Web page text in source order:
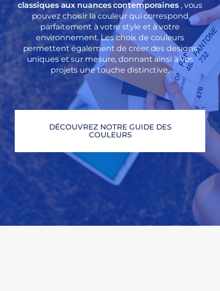
classiques aux nuances contemporaines , vous
pouvez choisir la couleur qui correspond
parfaitement à votre style et à votre
environnement. Les choix de couleurs
permettent également de créer des designs
uniques et sur mesure, donnant ainsi à vos
projets une touche distinctive.
DÉCOUVREZ NOTRE GUIDE DES
COULEURS